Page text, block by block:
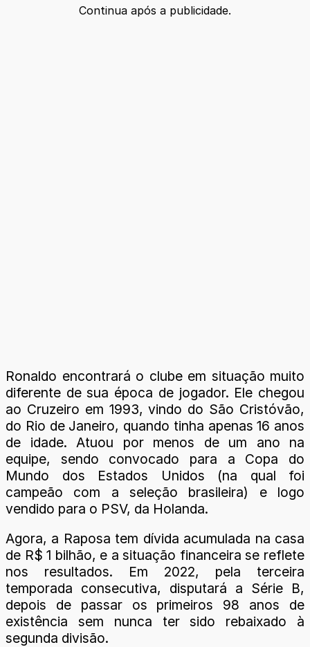
Continua após a publicidade.
Ronaldo encontrará o clube em situação muito
diferente de sua época de jogador. Ele chegou
ao Cruzeiro em 1993, vindo do São Cristóvão,
do Rio de Janeiro, quando tinha apenas 16 anos
de idade. Atuou por menos de um ano na
equipe, sendo convocado para a Copa do
Mundo dos Estados Unidos (na qual foi
campeão com a seleção brasileira) e logo
vendido para o PSV, da Holanda.
Agora, a Raposa tem dívida acumulada na casa
de R$ 1 bilhão, e a situação financeira se reflete
nos resultados. Em 2022, pela terceira
temporada consecutiva, disputará a Série B,
depois de passar os primeiros 98 anos de
existência sem nunca ter sido rebaixado à
segunda divisão.